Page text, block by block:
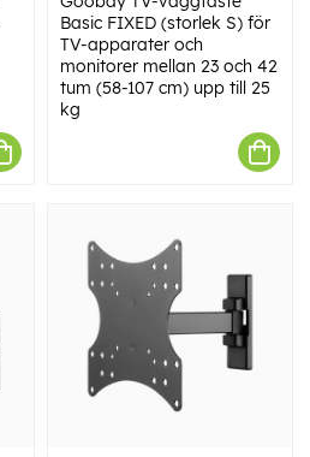
Basic FIXED (storlek S) för
TV-apparater och
monitorer mellan 23 och 42
tum (58-107 cm) upp till 25
kg